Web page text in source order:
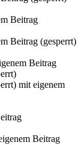
Beitrag
Beitrag (gesperrt)
Beitrag
mit eigenem
Beitrag